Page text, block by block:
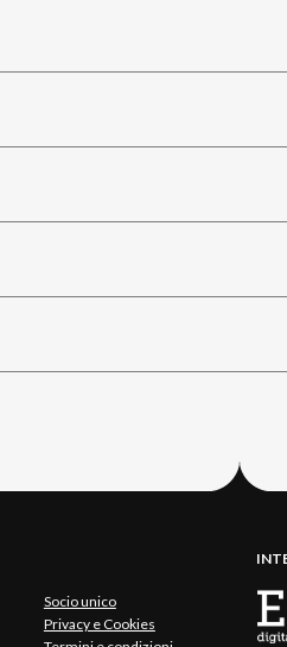
Socio unico
Privacy e Cookies